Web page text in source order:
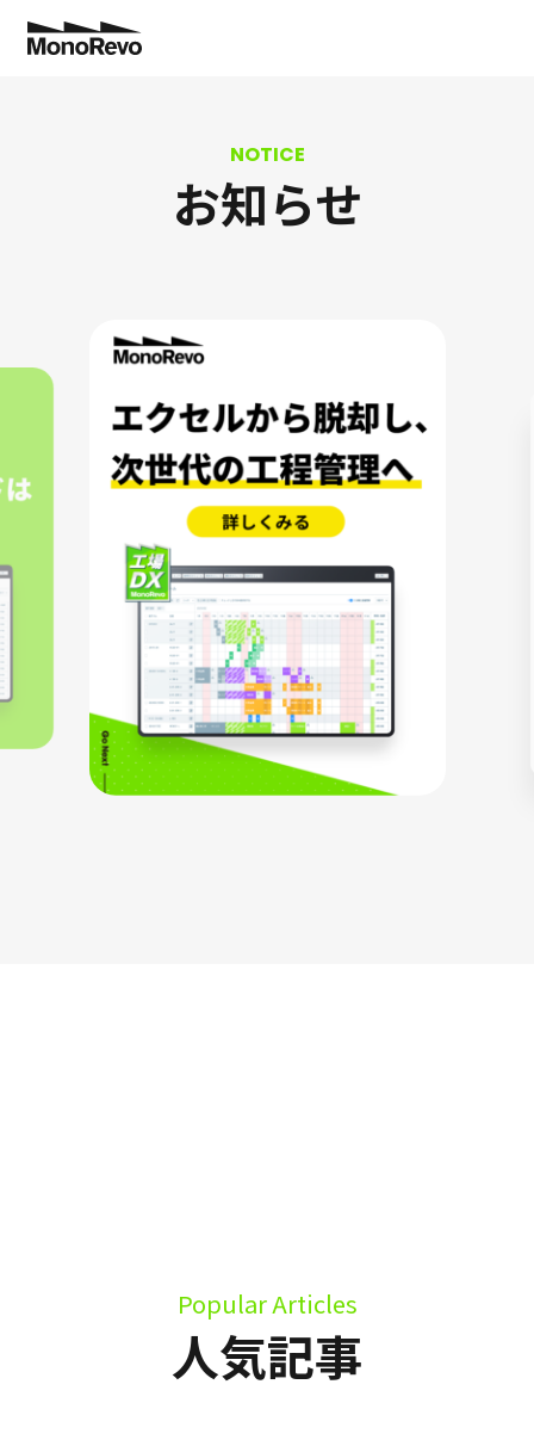
切削部品加工・精密機械加工
板金加工
金型加工
工程管理
分析業務
拡張システム連携
機能一覧
コスト低減で”儲かる工場”へ！
納期遅延ゼロを実現！ NEW
設備投資の判断ができました！
もっと見る
トヨタ生産方式
生産管理に役立つ
製造現場に役立つ
コラム一覧
お知らせ
Popular Articles
人気記事
アフターサポート
お問い合わせ
資料ダウンロード